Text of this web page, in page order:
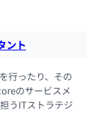
ント
行ったり、その
のサービスメ
うITストラテジ